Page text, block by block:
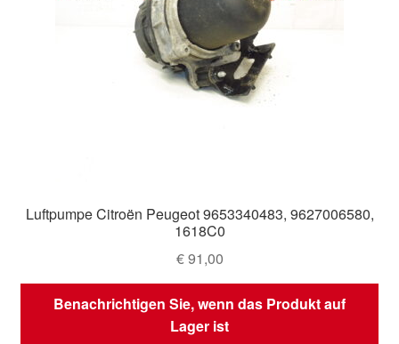
Luftpumpe Citroën Peugeot 9653340483, 9627006580,
1618C0
€91,00
Benachrichtigen Sie, wenn das Produkt auf
Lager ist